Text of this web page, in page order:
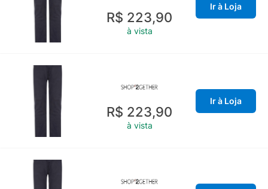
R$ 223,90
à vista
Ir à Loja
R$ 223,90
à vista
Ir à Loja